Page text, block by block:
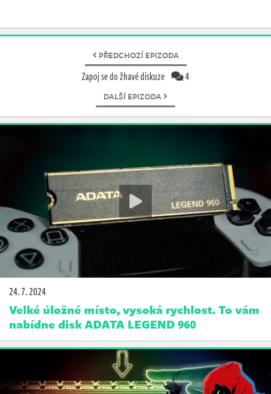
PŘEDCHOZÍ EPIZODA
Zapoj se do žhavé diskuze 4
DALŠÍ EPIZODA
24. 7. 2024
Velké úložné místo, vysoká rychlost. To vám
nabídne disk ADATA LEGEND 960